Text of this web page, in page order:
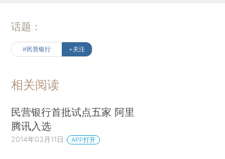
话题：
#民营银行 +关注
相关阅读
民营银行首批试点五家 阿里
腾讯入选
2014年03月11日 APP打开